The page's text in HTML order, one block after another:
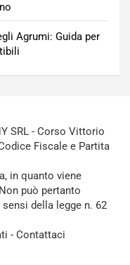
Agrumi: Guida per
SRL - Corso Vittorio
Fiscale e Partita
in quanto viene
può pertanto
della legge n. 62
- Contattaci